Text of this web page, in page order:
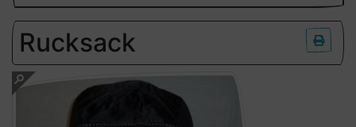
Rucksack